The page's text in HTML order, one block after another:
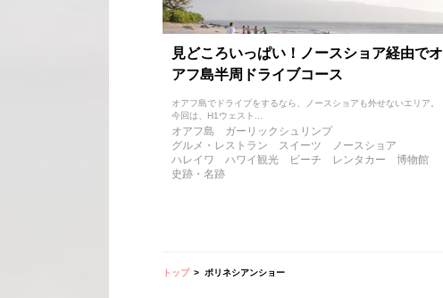
見どころいっぱい！ノースショア経由でオ
アフ島半周ドライブコース
オアフ島でドライブをするなら、ノースショアも外せないエリア。
今回は、H1ウェスト...
オアフ島
ガーリックシュリンプ
グルメ・レストラン
スイーツ
ノースショア
ハレイワ
ハワイ観光 ビーチ レンタカー
博物館
史跡・名跡
トップ ポリネシアンショー